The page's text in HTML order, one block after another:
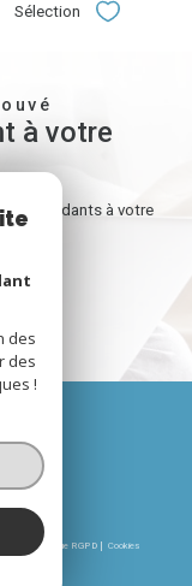
Sélection Sélectionner
à votre
à votre
!
by Google |
Politique RGPD Cookies
des
des
!